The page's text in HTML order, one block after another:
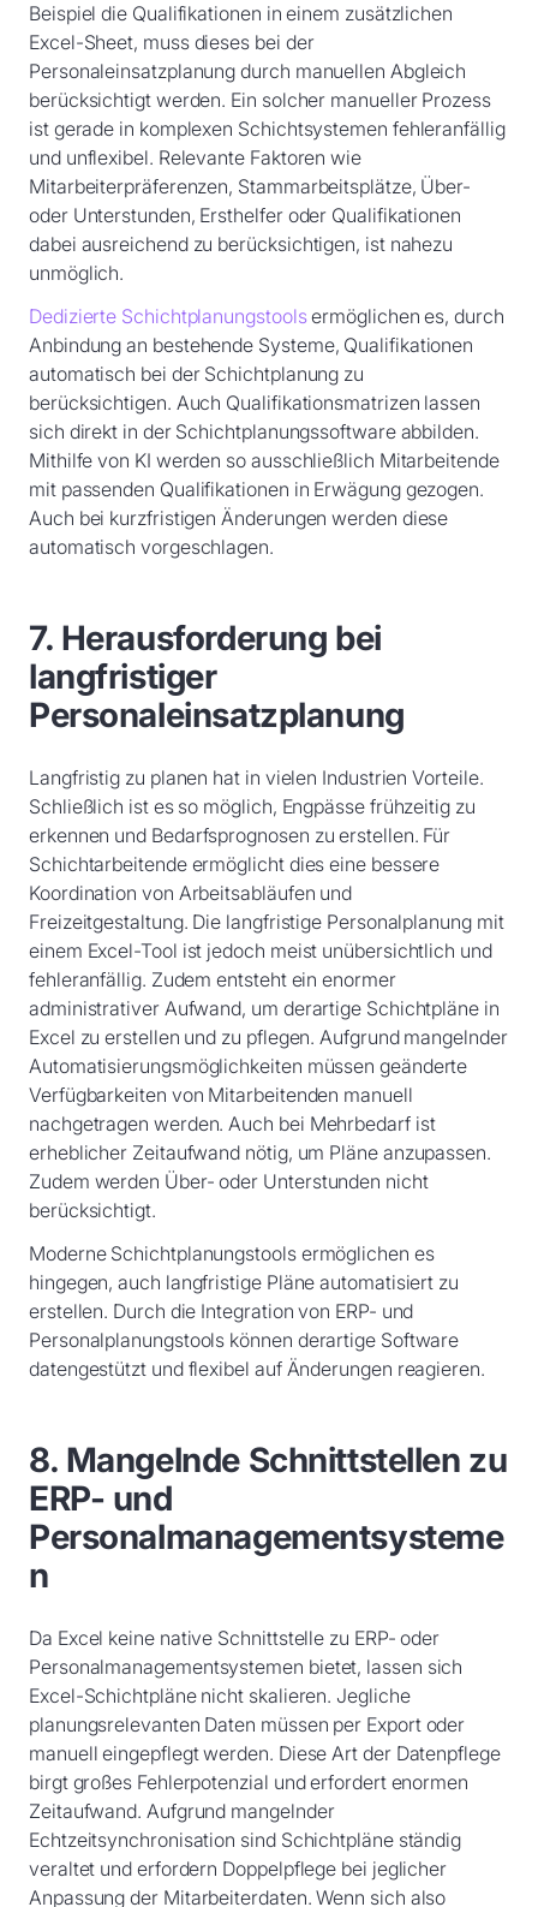
Beispiel die Qualifikationen in einem zusätzlichen
Excel-Sheet, muss dieses bei der
Personaleinsatzplanung durch manuellen Abgleich
berücksichtigt werden. Ein solcher manueller Prozess
ist gerade in komplexen Schichtsystemen fehleranfällig
und unflexibel. Relevante Faktoren wie
Mitarbeiterpräferenzen, Stammarbeitsplätze, Über-
oder Unterstunden, Ersthelfer oder Qualifikationen
dabei ausreichend zu berücksichtigen, ist nahezu
unmöglich.
Dedizierte Schichtplanungstoolsermöglichen es, durch
Anbindung an bestehende Systeme, Qualifikationen
automatisch bei der Schichtplanung zu
berücksichtigen. Auch Qualifikationsmatrizen lassen
sich direkt in der Schichtplanungssoftware abbilden.
Mithilfe von KI werden so ausschließlich Mitarbeitende
mit passenden Qualifikationen in Erwägung gezogen.
Auch bei kurzfristigen Änderungen werden diese
automatisch vorgeschlagen.
7. Herausforderung bei
langfristiger
Personaleinsatzplanung
Langfristig zu planen hat in vielen Industrien Vorteile.
Schließlich ist es so möglich, Engpässe frühzeitig zu
erkennen und Bedarfsprognosen zu erstellen. Für
Schichtarbeitende ermöglicht dies eine bessere
Koordination von Arbeitsabläufen und
Freizeitgestaltung. Die langfristige Personalplanung mit
einem Excel-Tool ist jedoch meist unübersichtlich und
fehleranfällig. Zudem entsteht ein enormer
administrativer Aufwand, um derartige Schichtpläne in
Excel zu erstellen und zu pflegen. Aufgrund mangelnder
Automatisierungsmöglichkeiten müssen geänderte
Verfügbarkeiten von Mitarbeitenden manuell
nachgetragen werden. Auch bei Mehrbedarf ist
erheblicher Zeitaufwand nötig, um Pläne anzupassen.
Zudem werden Über- oder Unterstunden nicht
berücksichtigt.
Moderne Schichtplanungstools ermöglichen es
hingegen, auch langfristige Pläne automatisiert zu
erstellen. Durch die Integration von ERP- und
Personalplanungstools können derartige Software
datengestützt und flexibel auf Änderungen reagieren.
8. Mangelnde Schnittstellen zu
ERP- und
Personalmanagementsysteme
n
Da Excel keine native Schnittstelle zu ERP- oder
Personalmanagementsystemen bietet, lassen sich
Excel-Schichtpläne nicht skalieren. Jegliche
planungsrelevanten Daten müssen per Export oder
manuell eingepflegt werden. Diese Art der Datenpflege
birgt großes Fehlerpotenzial und erfordert enormen
Zeitaufwand. Aufgrund mangelnder
Echtzeitsynchronisation sind Schichtpläne ständig
veraltet und erfordern Doppelpflege bei jeglicher
Anpassung der Mitarbeiterdaten. Wenn sich also